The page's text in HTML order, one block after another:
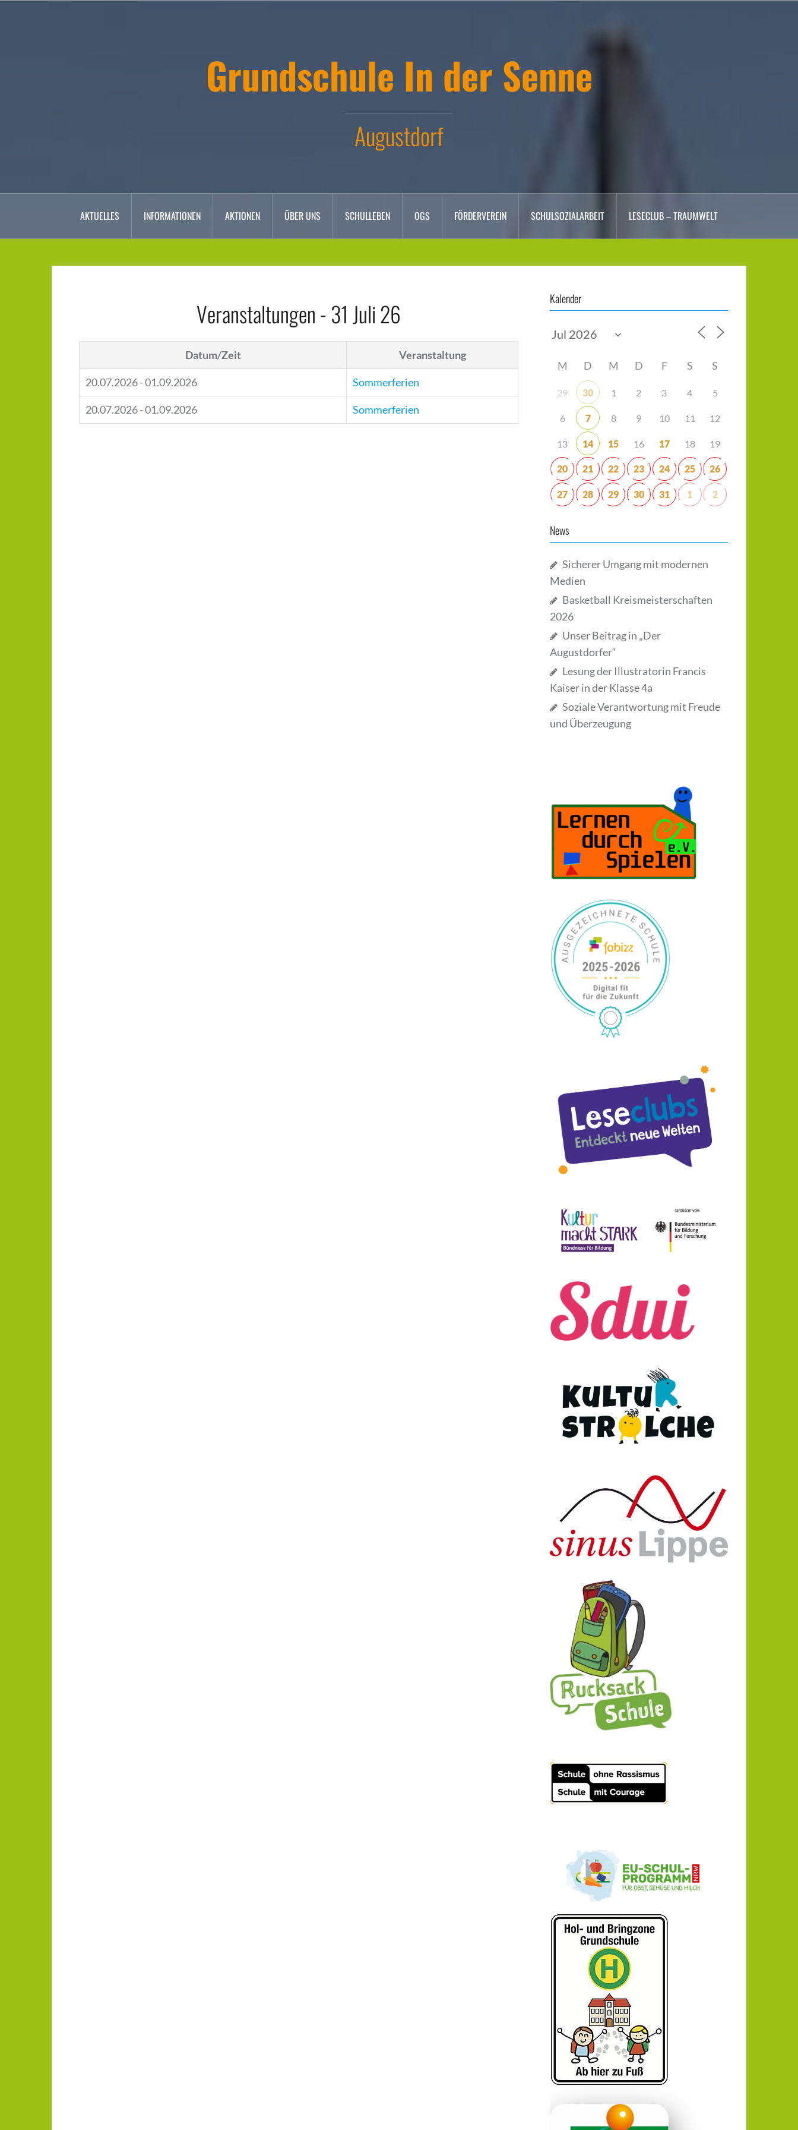
Grundschule In der Senne
Augustdorf
AKTUELLES INFORMATIONEN AKTIONEN ÜBER UNS SCHULLEBEN OGS FÖRDERVEREIN SCHULSOZIALARBEIT LESECLUB – TRAUMWELT
Veranstaltungen - 31 Juli 26
Datum/Zeit Veranstaltung
20.07.2026 - 01.09.2026 Sommerferien
20.07.2026 - 01.09.2026 Sommerferien
Kalender
M D M D F S S
29 30 1 2 3 4 5
6 7 8 9 10 11 12
13 14 15 16 17 18 19
20 21 22 23 24 25 26
27 28 29 30 31 1 2
News
Sicherer Umgang mit modernen
Medien
Basketball Kreismeisterschaften
2026
Unser Beitrag in „Der
Augustdorfer“
Lesung der Illustratorin Francis
Kaiser in der Klasse 4a
Soziale Verantwortung mit Freude
und Überzeugung